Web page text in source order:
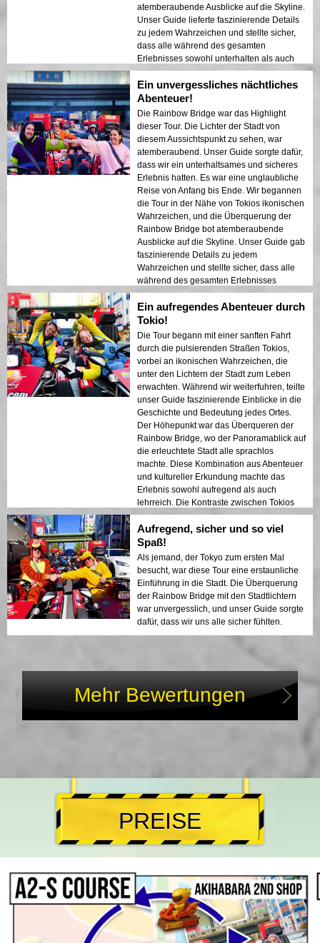
atemberaubende Ausblicke auf die Skyline.
Unser Guide lieferte faszinierende Details
zu jedem Wahrzeichen und stellte sicher,
dass alle während des gesamten
Erlebnisses sowohl unterhalten als auch
sicher waren. Die Lichter der Stadt, die sich
im Hafen spiegelten, schufen eine
traumhafte Atmosphäre, die einen
bleibenden Eindruck hinterließ. Diese Tour
ist ideal für Erstbesucher, die eine
Mischung aus Abenteuer und Sightseeing
suchen. Der Kontrast zwischen Tokios
modernen Strukturen und historischen
Bereichen wurde in den Nachtlichtern
wunderschön präsentiert. Ich würde diese
Tour jedem wärmstens empfehlen!
Ein unvergessliches nächtliches
Abenteuer!
Die Rainbow Bridge war das Highlight
dieser Tour. Die Lichter der Stadt von
diesem Aussichtspunkt zu sehen, war
atemberaubend. Unser Guide sorgte dafür,
dass wir ein unterhaltsames und sicheres
Erlebnis hatten. Es war eine unglaubliche
Reise von Anfang bis Ende. Wir begannen
die Tour in der Nähe von Tokios ikonischen
Wahrzeichen, und die Überquerung der
Rainbow Bridge bot atemberaubende
Ausblicke auf die Skyline. Unser Guide gab
faszinierende Details zu jedem
Wahrzeichen und stellte sicher, dass alle
während des gesamten Erlebnisses
sowohl unterhalten als auch sicher waren.
Die Lichter der Stadt, die sich im Hafen
spiegelten, schufen eine traumhafte
Atmosphäre, die einen bleibenden
Eindruck hinterließ. Diese Tour ist ideal für
Erstbesucher, die eine Mischung aus
Abenteuer und Sightseeing suchen. Der
Kontrast zwischen Tokios modernen
Gebäuden und historischen Bereichen
wurde in den Nachtlichtern wunderschön
präsentiert. Ich kann diese Tour jedem nur
wärmstens empfehlen!
Ein aufregendes Abenteuer durch
Tokio!
Die Tour begann mit einer sanften Fahrt
durch die pulsierenden Straßen Tokios,
vorbei an ikonischen Wahrzeichen, die
unter den Lichtern der Stadt zum Leben
erwachten. Während wir weiterfuhren, teilte
unser Guide faszinierende Einblicke in die
Geschichte und Bedeutung jedes Ortes.
Der Höhepunkt war das Überqueren der
Rainbow Bridge, wo der Panoramablick auf
die erleuchtete Stadt alle sprachlos
machte. Diese Kombination aus Abenteuer
und kultureller Erkundung machte das
Erlebnis sowohl aufregend als auch
lehrreich. Die Kontraste zwischen Tokios
moderner Architektur und seinen
historischen Stätten verliehen der Reise
zusätzliche Tiefe.
Aufregend, sicher und so viel
Spaß!
Als jemand, der Tokyo zum ersten Mal
besucht, war diese Tour eine erstaunliche
Einführung in die Stadt. Die Überquerung
der Rainbow Bridge mit den Stadtlichtern
war unvergesslich, und unser Guide sorgte
dafür, dass wir uns alle sicher fühlten.
Mehr Bewertungen
PREISE